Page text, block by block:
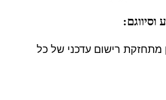
מתחזקת רישום עדכני של כל